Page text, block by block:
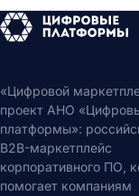
«Цифровой
проект АНО
платформы»:
B2B-маркетплейс
корпоративного ПО,
помогает компаниям